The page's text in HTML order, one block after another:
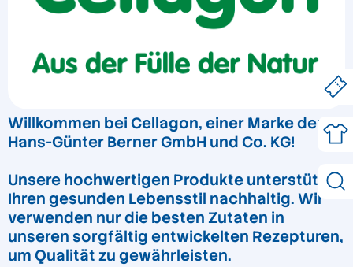
Willkommen bei Cellagon, einer Marke der
Hans-Günter Berner GmbH und Co. KG!
Unsere hochwertigen Produkte unterstützen
Ihren gesunden Lebensstil nachhaltig. Wir
verwenden nur die besten Zutaten in
unseren sorgfältig entwickelten Rezepturen,
um Qualität zu gewährleisten.